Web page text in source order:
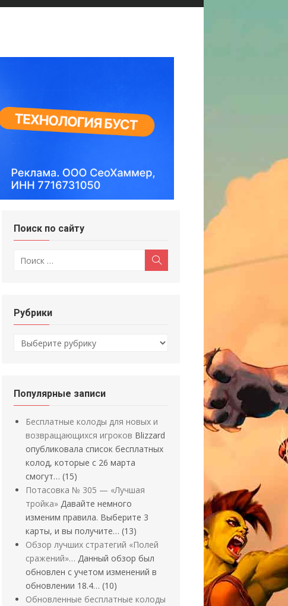
Поиск по сайту
Рубрики
Рубрики
Популярные записи
Бесплатные колоды для новых и
возвращающихся игроков Blizzard
опубликовала список бесплатных
колод, которые с 26 марта
смогут… (15)
Потасовка № 305 — «Лучшая
тройка» Давайте немного
изменим правила. Выберите 3
карты, и вы получите… (13)
Обзор лучших стратегий «Полей
сражений»… Данный обзор был
обновлен с учетом изменений в
обновлении 18.4… (10)
Обновленные бесплатные колоды